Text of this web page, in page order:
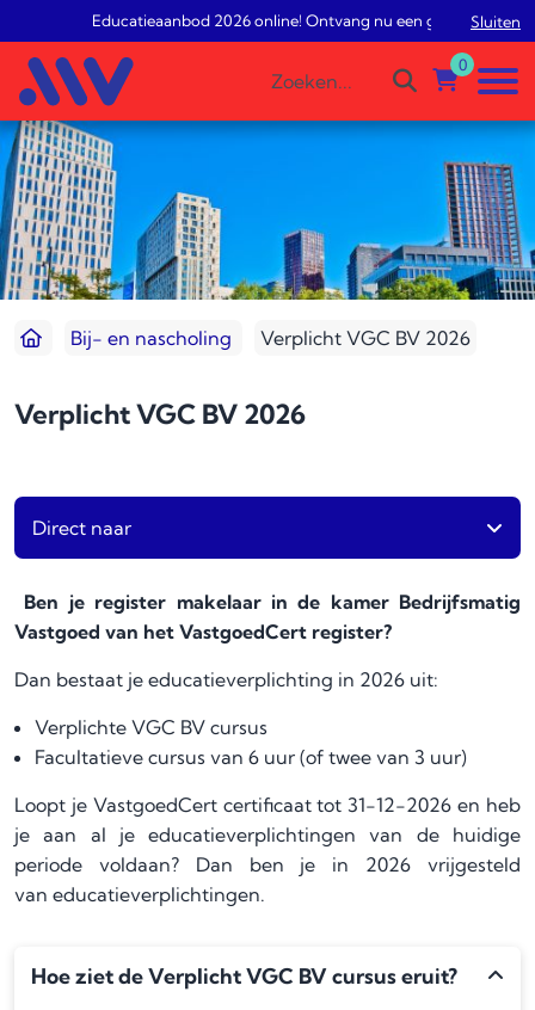
Educatieaanbod 2026 online! Ontvang nu een gratis Sluiten
0
Bij- en nascholing Verplicht VGC BV 2026
Verplicht VGC BV 2026
Direct naar
Ben je register makelaar in de kamer Bedrijfsmatig
Vastgoed van het VastgoedCert register?
Dan bestaat je educatieverplichting in 2026 uit:
Verplichte VGC BV cursus
Facultatieve cursus van 6 uur (of twee van 3 uur)
Loopt je VastgoedCert certificaat tot 31-12-2026 en heb
je aan al je educatieverplichtingen van de huidige
periode voldaan? Dan ben je in 2026 vrijgesteld
van educatieverplichtingen.
Hoe ziet de Verplicht VGC BV cursus eruit?